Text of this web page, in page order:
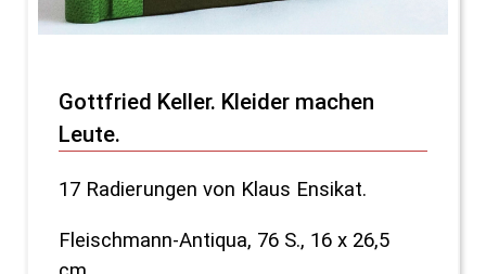
Gottfried Keller. Kleider machen
Leute.
17 Radierungen von Klaus Ensikat.
Fleischmann-Antiqua, 76 S., 16 x 26,5